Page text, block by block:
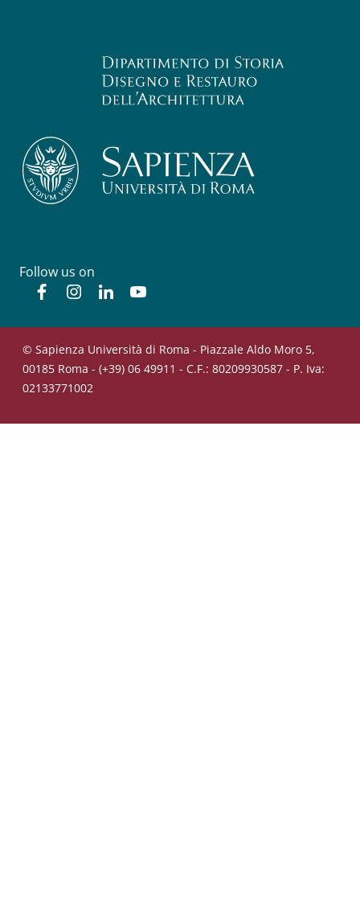
Follow us on
FacebookInstagram
Linkedin
© Sapienza Università di Roma - Piazzale Aldo Moro 5,
00185 Roma - (+39) 06 49911 - C.F.: 80209930587 - P. Iva:
02133771002